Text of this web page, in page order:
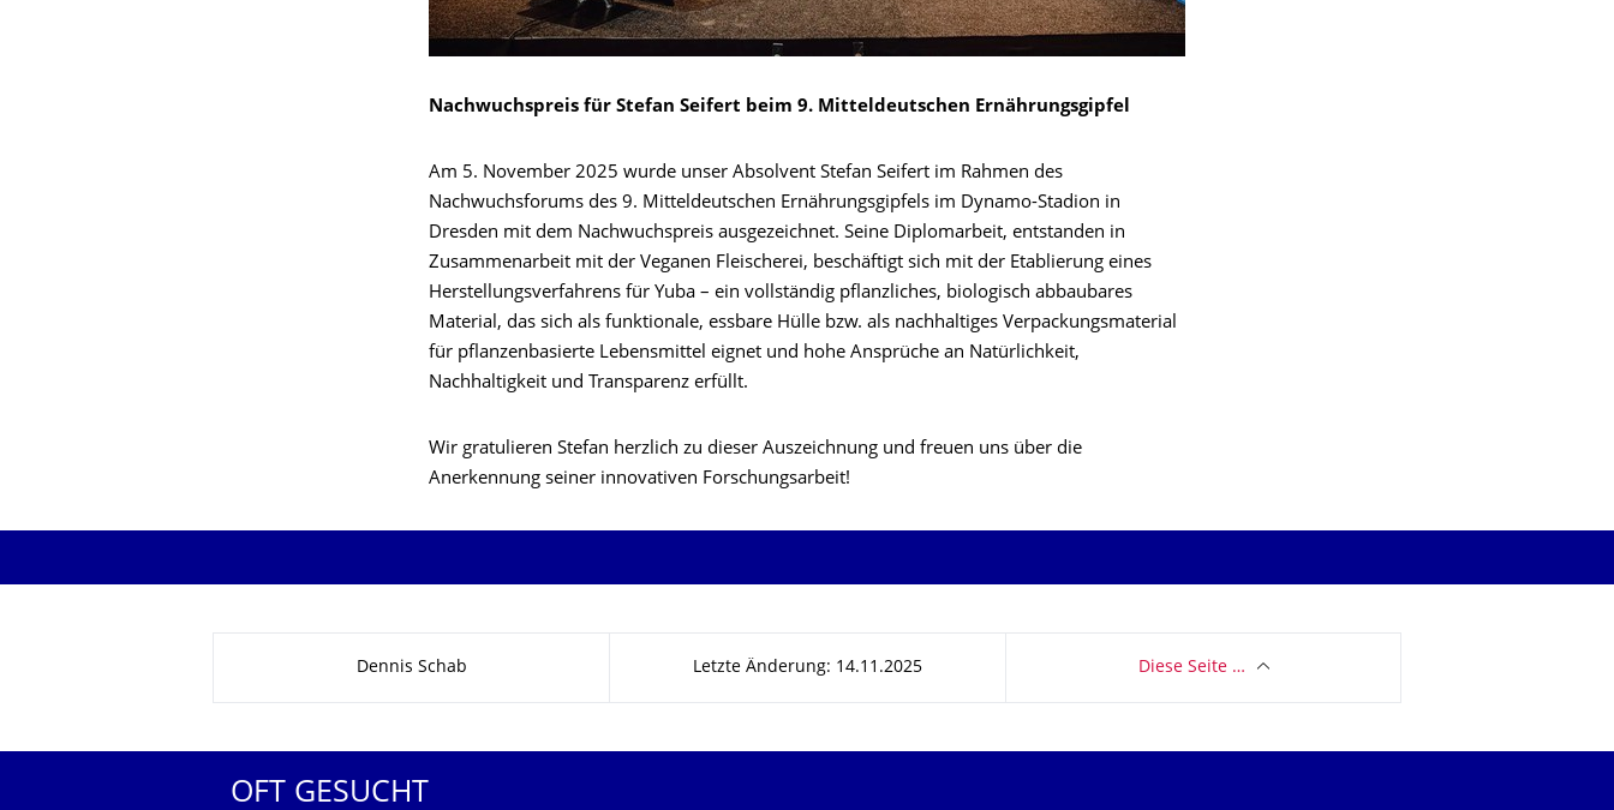
Nachwuchspreis für Stefan Seifert beim 9. Mitteldeutschen Ernährungsgipfel
Am 5. November 2025 wurde unser Absolvent Stefan Seifert im Rahmen des
Nachwuchsforums des 9. Mitteldeutschen Ernährungsgipfels im Dynamo-Stadion in
Dresden mit dem Nachwuchspreis ausgezeichnet. Seine Diplomarbeit, entstanden in
Zusammenarbeit mit der Veganen Fleischerei, beschäftigt sich mit der Etablierung eines
Herstellungsverfahrens für Yuba – ein vollständig pflanzliches, biologisch abbaubares
Material, das sich als funktionale, essbare Hülle bzw. als nachhaltiges Verpackungsmaterial
für pflanzenbasierte Lebensmittel eignet und hohe Ansprüche an Natürlichkeit,
Nachhaltigkeit und Transparenz erfüllt.
Wir gratulieren Stefan herzlich zu dieser Auszeichnung und freuen uns über die
Anerkennung seiner innovativen Forschungsarbeit!
Dennis Schab Letzte Änderung: 14.11.2025 Diese Seite …
OFT GESUCHT